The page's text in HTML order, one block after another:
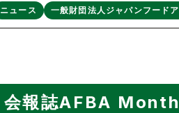
ニュース 一般財団法人ジャパンフード
会報誌AFBA